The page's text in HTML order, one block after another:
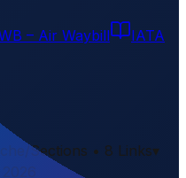
– Air Waybill IATA
Sections • 8 Links▾